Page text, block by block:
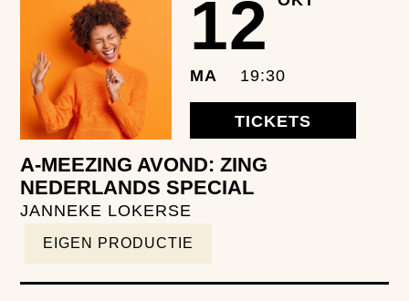
12
MA 19:30
TICKETS
A-MEEZING AVOND: ZING
NEDERLANDS SPECIAL
JANNEKE LOKERSE
EIGEN PRODUCTIE